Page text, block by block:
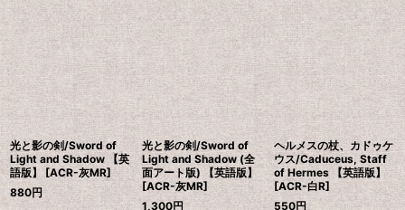
光と影の剣/Sword of
Light and Shadow 【英
語版】 [ACR-灰MR]
880円
光と影の剣/Sword of
Light and Shadow (全
面アート版) 【英語版】
[ACR-灰MR]
1,300円
ヘルメスの杖、カドゥケ
ウス/Caduceus, Staff
of Hermes 【英語版】
[ACR-白R]
550円